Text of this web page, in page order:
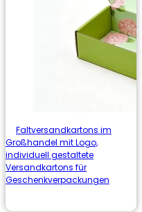
Faltversandkartons im
Großhandel mit Logo,
individuell gestaltete
Versandkartons für
Geschenkverpackungen